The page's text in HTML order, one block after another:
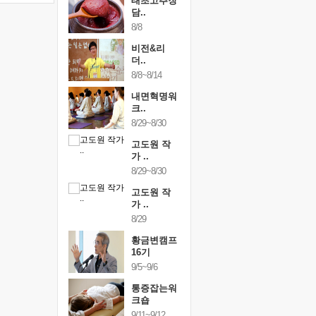
담..
8/8
비전&리
더..
8/8~8/14
내면혁명워
크..
8/29~8/30
고도원 작
가 ..
8/29~8/30
고도원 작
가 ..
8/29
황금변캠프
16기
9/5~9/6
통증잡는워
크숍